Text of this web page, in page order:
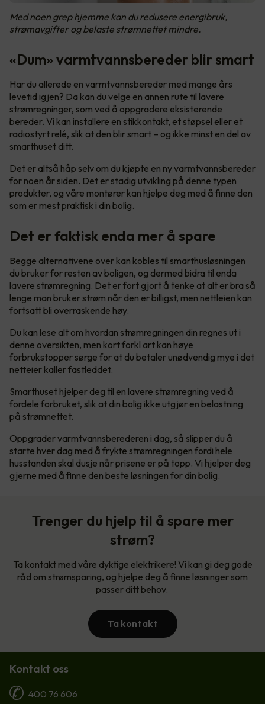
Med noen grep hjemme kan du redusere energibruk,
strømavgifter og belaste strømnettet mindre.
«Dum» varmtvannsbereder blir smart
Har du allerede en varmtvannsbereder med mange års
levetid igjen? Da kan du velge en annen rute til lavere
strømregninger, som ved å oppgradere eksisterende
bereder. Vi kan installere en stikkontakt, et støpsel eller et
radiostyrt relé, slik at den blir smart – og ikke minst en del av
smarthuset ditt.
Det er altså håp selv om du kjøpte en ny varmtvannsbereder
for noen år siden. Det er stadig utvikling på denne typen
produkter, og våre montører kan hjelpe deg med å finne den
som er mest praktisk i din bolig.
Det er faktisk enda mer å spare
Begge alternativene over kan kobles til smarthusløsningen
du bruker for resten av boligen, og dermed bidra til enda
lavere strømregning. Det er fort gjort å tenke at alt er bra så
lenge man bruker strøm når den er billigst, men nettleien kan
fortsatt bli overraskende høy.
Du kan lese alt om hvordan strømregningen din regnes ut i
denne oversikten, men kort forkl art kan høye
forbrukstopper sørge for at du betaler unødvendig mye i det
netteier kaller fastleddet.
Smarthuset hjelper deg til en lavere strømregning ved å
fordele forbruket, slik at din bolig ikke utgjør en belastning
på strømnettet.
Oppgrader varmtvannsberederen i dag, så slipper du å
starte hver dag med å frykte strømregningen fordi hele
husstanden skal dusje når prisene er på topp. Vi hjelper deg
gjerne med å finne den beste løsningen for din bolig.
Trenger du hjelp til å spare mer
strøm?
Ta kontakt med våre dyktige elektrikere! Vi kan gi deg gode
råd om strømsparing, og hjelpe deg å finne løsninger som
passer ditt behov.
Ta kontakt
Kontakt oss
400 76 606